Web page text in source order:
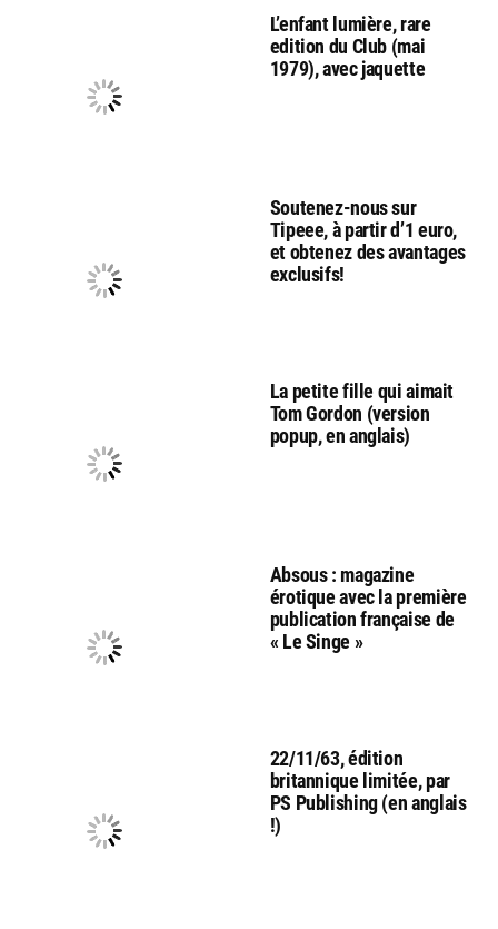
L’enfant lumière, rare
edition du Club (mai
1979), avec jaquette
Soutenez-nous sur
Tipeee, à partir d’1 euro,
et obtenez des avantages
exclusifs!
La petite fille qui aimait
Tom Gordon (version
popup, en anglais)
Absous : magazine
érotique avec la première
publication française de
« Le Singe »
22/11/63, édition
britannique limitée, par
PS Publishing (en anglais
!)